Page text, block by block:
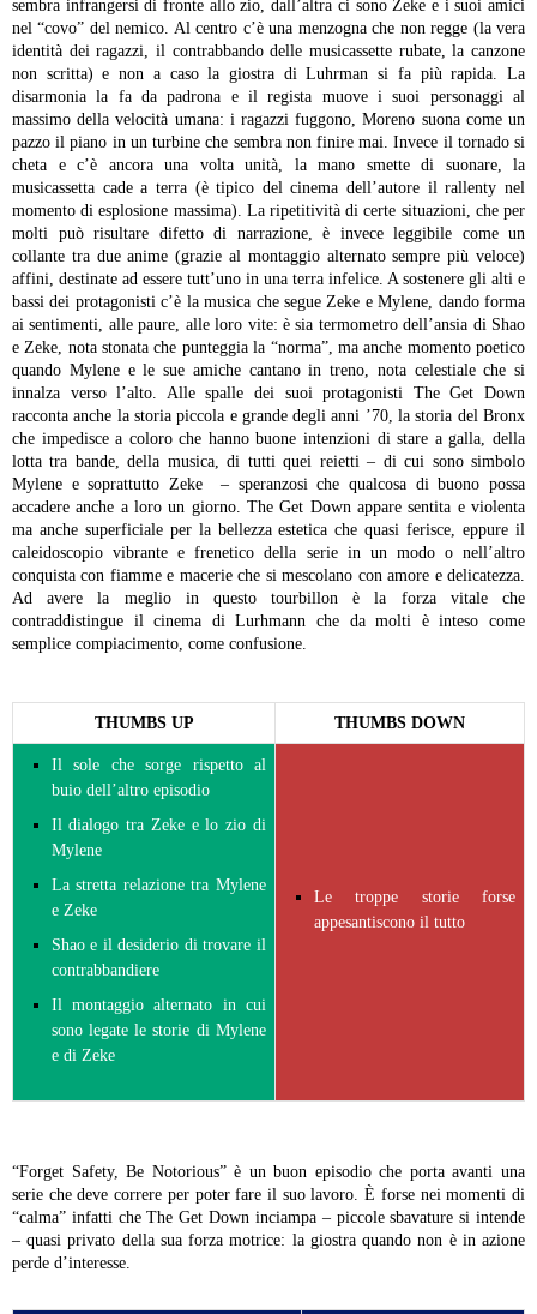
sembra infrangersi di fronte allo zio, dall’altra ci sono Zeke e i suoi amici
nel “covo” del nemico. Al centro c’è una menzogna che non regge (la vera
identità dei ragazzi, il contrabbando delle musicassette rubate, la canzone
non scritta) e non a caso la giostra di Luhrman si fa più rapida. La
disarmonia la fa da padrona e il regista muove i suoi personaggi al
massimo della velocità umana: i ragazzi fuggono, Moreno suona come un
pazzo il piano in un turbine che sembra non finire mai. Invece il tornado si
cheta e c’è ancora una volta unità, la mano smette di suonare, la
musicassetta cade a terra (è tipico del cinema dell’autore il rallenty nel
momento di esplosione massima). La ripetitività di certe situazioni, che per
molti può risultare difetto di narrazione, è invece leggibile come un
collante tra due anime (grazie al montaggio alternato sempre più veloce)
affini, destinate ad essere tutt’uno in una terra infelice. A sostenere gli alti e
bassi dei protagonisti c’è la musica che segue Zeke e Mylene, dando forma
ai sentimenti, alle paure, alle loro vite: è sia termometro dell’ansia di Shao
e Zeke, nota stonata che punteggia la “norma”, ma anche momento poetico
quando Mylene e le sue amiche cantano in treno, nota celestiale che si
innalza verso l’alto. Alle spalle dei suoi protagonisti The Get Down
racconta anche la storia piccola e grande degli anni ’70, la storia del Bronx
che impedisce a coloro che hanno buone intenzioni di stare a galla, della
lotta tra bande, della musica, di tutti quei reietti – di cui sono simbolo
Mylene e soprattutto Zeke – speranzosi che qualcosa di buono possa
accadere anche a loro un giorno. The Get Down appare sentita e violenta
ma anche superficiale per la bellezza estetica che quasi ferisce, eppure il
caleidoscopio vibrante e frenetico della serie in un modo o nell’altro
conquista con fiamme e macerie che si mescolano con amore e delicatezza.
Ad avere la meglio in questo tourbillon è la forza vitale che
contraddistingue il cinema di Lurhmann che da molti è inteso come
semplice compiacimento, come confusione.
THUMBS UP THUMBS DOWN
Il sole che sorge rispetto al
buio dell’altro episodio
Il dialogo tra Zeke e lo zio di
Mylene
La stretta relazione tra Mylene
e Zeke
Shao e il desiderio di trovare il
contrabbandiere
Il montaggio alternato in cui
sono legate le storie di Mylene
e di Zeke
Le troppe storie forse
appesantiscono il tutto
“Forget Safety, Be Notorious” è un buon episodio che porta avanti una
serie che deve correre per poter fare il suo lavoro. È forse nei momenti di
“calma” infatti che The Get Down inciampa – piccole sbavature si intende
– quasi privato della sua forza motrice: la giostra quando non è in azione
perde d’interesse.